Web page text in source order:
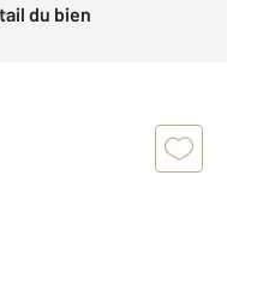
du bien